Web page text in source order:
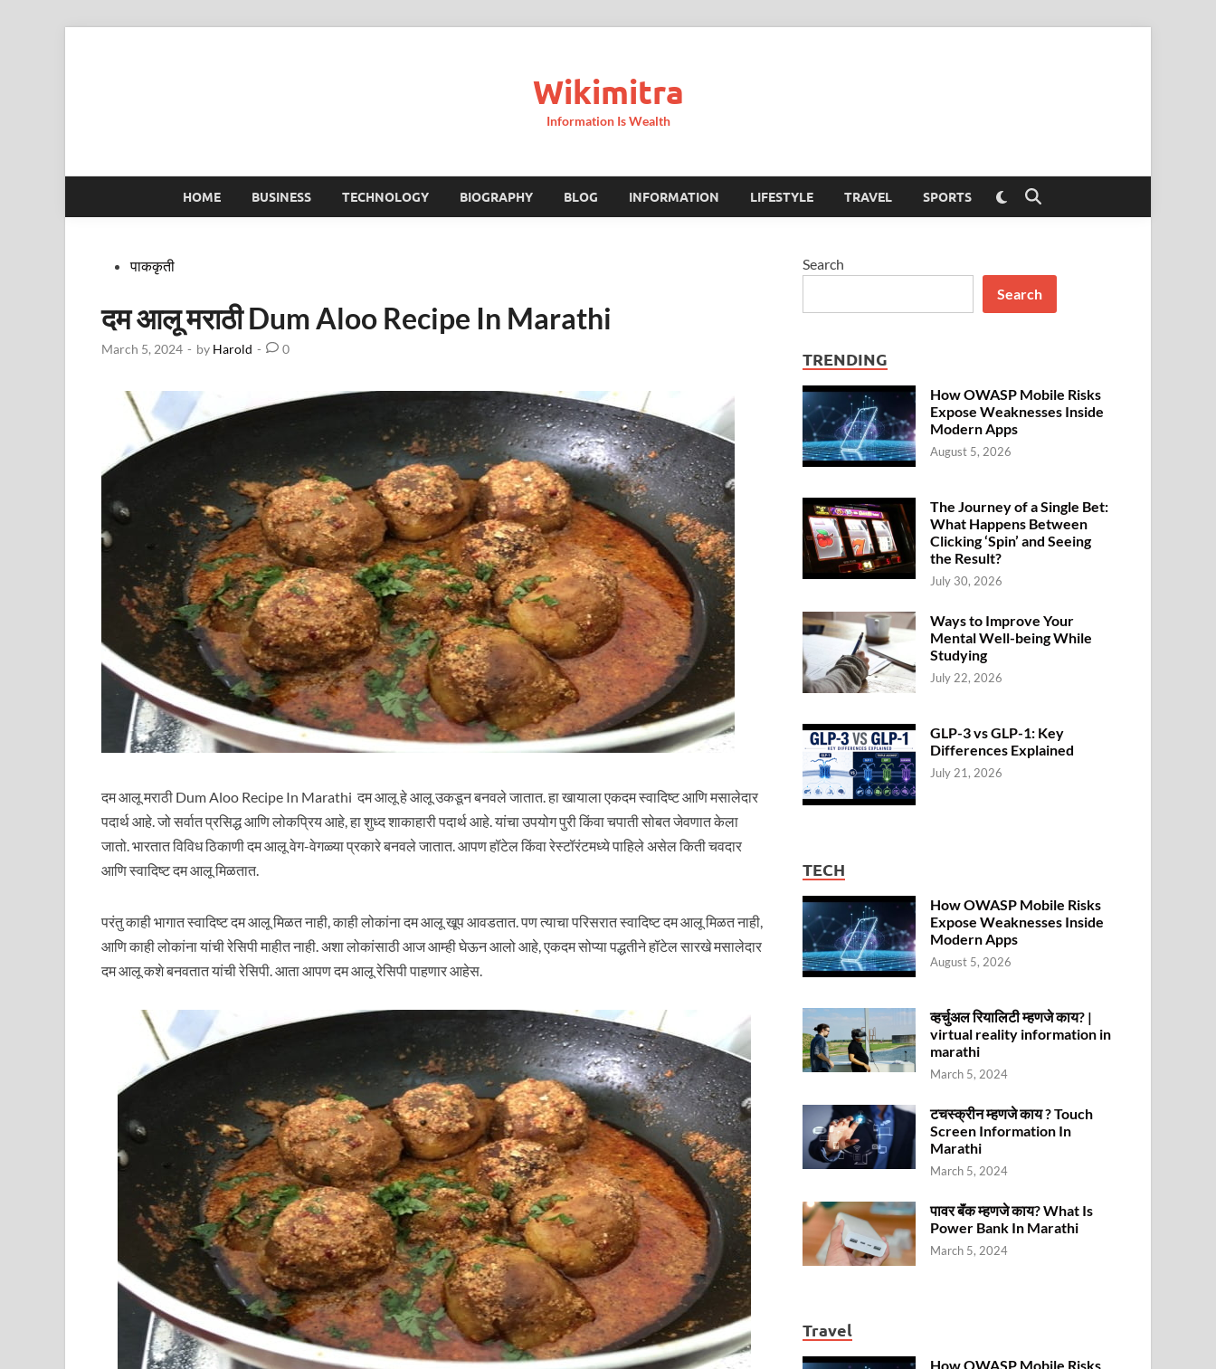
Wikimitra
Information Is Wealth
HOME BUSINESS TECHNOLOGY BIOGRAPHY BLOG INFORMATION LIFESTYLE TRAVEL SPORTS Switch
to
Open
Search
Postedपाककृती
दम आलू मराठी Dum Aloo Recipe In Marathi
March 5, 2024 - by Harold - 0
दम आलू मराठी Dum Aloo Recipe In Marathi दम आलू हे आलू उकडून बनवले जातात. हा खायाला एकदम स्वादिष्ट आणि मसालेदार
पदार्थ आहे. जो सर्वात प्रसिद्ध आणि लोकप्रिय आहे, हा शुध्द शाकाहारी पदार्थ आहे. यांचा उपयोग पुरी किंवा चपाती सोबत जेवणात केला
जातो. भारतात विविध ठिकाणी दम आलू वेग-वेगळ्या प्रकारे बनवले जातात. आपण हॉटेल किंवा रेस्टॉरंटमध्ये पाहिले असेल किती चवदार
आणि स्वादिष्ट दम आलू मिळतात.
परंतु काही भागात स्वादिष्ट दम आलू मिळत नाही, काही लोकांना दम आलू खूप आवडतात. पण त्याचा परिसरात स्वादिष्ट दम आलू मिळत नाही,
आणि काही लोकांना यांची रेसिपी माहीत नाही. अशा लोकांसाठी आज आम्ही घेऊन आलो आहे, एकदम सोप्या पद्धतीने हॉटेल सारखे मसालेदार
दम आलू कशे बनवतात यांची रेसिपी. आता आपण दम आलू रेसिपी पाहणार आहेस.
Search
Search
TRENDING
How OWASP Mobile Risks
Expose Weaknesses Inside
Modern Apps
August 5, 2026
The Journey of a Single Bet:
What Happens Between
Clicking ‘Spin’ and Seeing
the Result?
July 30, 2026
Ways to Improve Your
Mental Well-being While
Studying
July 22, 2026
GLP-3 vs GLP-1: Key
Differences Explained
July 21, 2026
TECH
How OWASP Mobile Risks
Expose Weaknesses Inside
Modern Apps
August 5, 2026
व्हर्चुअल रियालिटी म्हणजे काय? |
virtual reality information in
marathi
March 5, 2024
टचस्क्रीन म्हणजे काय ? Touch
Screen Information In
Marathi
March 5, 2024
पावर बॅंक म्हणजे काय? What Is
Power Bank In Marathi
March 5, 2024
Travel
How OWASP Mobile Risks